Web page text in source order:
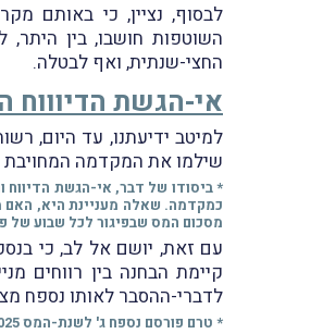
לבסוף, נציין, כי באותם
השוטפות חושבו, בין
החצי-שנתית, ואף לבטלה.
אי-הגשת
למיטב ידיעתנו, עד היום,
שילמו את המקדמה המחויבת
מסכום המס שבפיגור לכל שבוע של
עם זאת, יושם אל לב, כי
לדברי-ההסבר לאותו נספח
* טרם פורסם נספח ג' לשנת-המס 2025.